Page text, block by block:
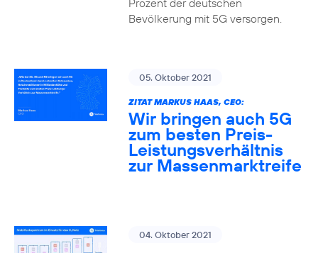
Prozent der deutschen
Bevölkerung mit 5G versorgen.
05. Oktober 2021
ZITAT MARKUS HAAS, CEO:
Wir bringen auch 5G
zum besten Preis-
Leistungsverhältnis
zur Massenmarktreife
04. Oktober 2021